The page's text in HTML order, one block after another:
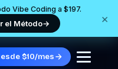
Vibe Coding a $197.
el Método→ ×
$10/mes